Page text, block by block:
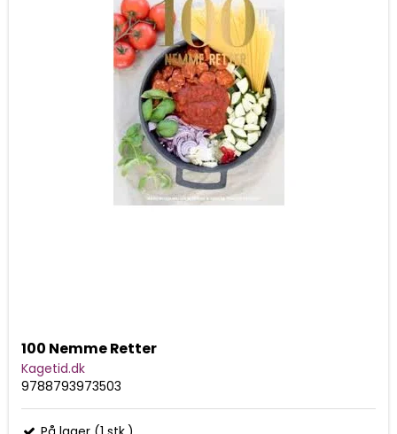
100 Nemme Retter
Kagetid.dk
9788793973503